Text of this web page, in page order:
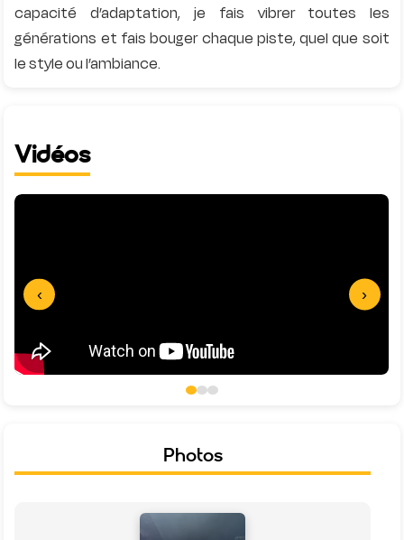
capacité d’adaptation, je fais vibrer toutes les
générations et fais bouger chaque piste, quel que soit
Vidéos
‹ ›
Photos